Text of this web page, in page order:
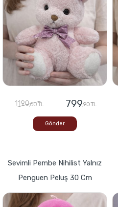
1190,00 TL 799,90 TL
Gönder
Sevimli Pembe Nihilist Yalnız
Penguen Peluş 30 Cm